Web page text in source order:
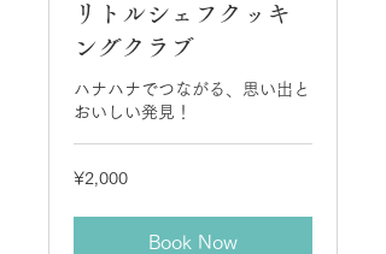
リトルシェフクッキ
ングクラブ
ハナハナでつながる、思い出と
おいしい発見！
2,000
Japanese
¥2,000
Book Now